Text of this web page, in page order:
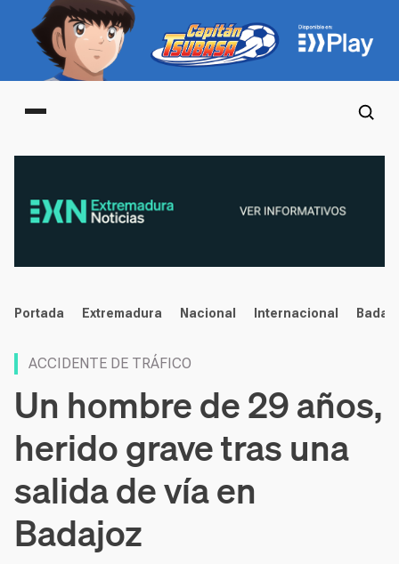
Main menu
noticias
Portada Extremadura Nacional Internacional
ACCIDENTE DE TRÁFICO
Un hombre de 29 años,
herido grave tras una
salida de vía en
Badajoz